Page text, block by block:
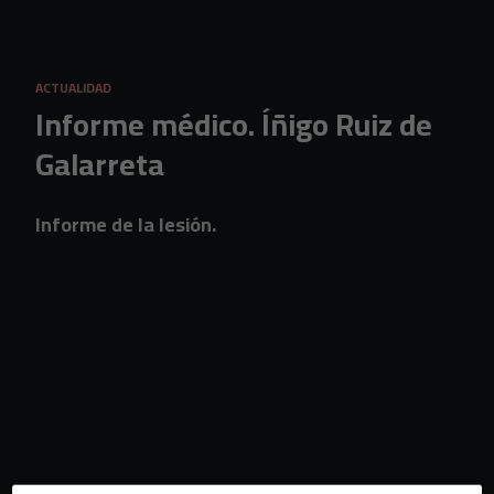
ACTUALIDAD
Informe médico. Íñigo Ruiz de
Galarreta
Informe de la lesión.